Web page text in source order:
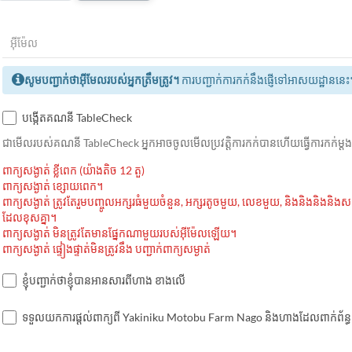
សូមបញ្ជាក់ថាអ៊ីមែលរបស់អ្នកត្រឹមត្រូវ។ការបញ្ជាក់ការកក់នឹងផ្ញើទៅអាសយដ្ឋាននេះ
បង្កើតគណនី TableCheck
ជាមេីលរបស់គណនី TableCheck អ្នកអាចចូលមើលប្រវត្តិការកក់បានហើយធ្វើការកក់ម្ដ
ពាក្យសង្ងាត់ ខ្លីពេក (យ៉ាងតិច 12 តួ)
ពាក្យសង្ងាត់ ខ្សោយពេក។
ពាក្យសង្ងាត់ ត្រូវតែរួមបញ្ចូលអក្សរធំមួយចំនួន, អក្សរតូចមួយ, លេខមួយ, និងនិងនិងនិង
ដែលខុសគ្នា។
ពាក្យសង្ងាត់ មិនត្រូវតែមានផ្នែកណាមួយរបស់អ៊ីម៉ែលឡើយ។
ពាក្យសង្ងាត់ ផ្ទៀងផ្ទាត់មិនត្រូវនឹង បញ្ជាក់ពាក្យសម្ងាត់
ខ្ញុំបញ្ជាក់ថាខ្ញុំបានអានសារពីហាង ខាងលើ
ទទួលយកការផ្តល់ពាក្យពី Yakiniku Motobu Farm Nago និងហាងដែលពាក់ព័ន្ធ